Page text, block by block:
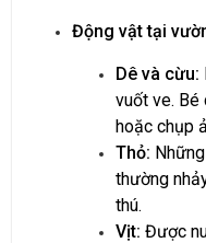
Động vật tại
Dê và cừu:
vuốt ve. Bé
hoặc chụp
Thỏ:
thường
thú.
Vịt: Được